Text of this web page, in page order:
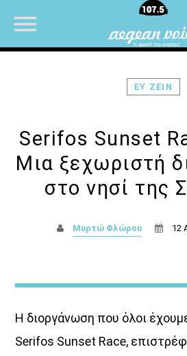
ΕΥ ΖΕΙΝ
Serifos Sunset
Μια ξεχωριστή
στο νησί της
Μυρτώ Φλώρου 12
Η διοργάνωση που όλοι
Serifos Sunset Race,